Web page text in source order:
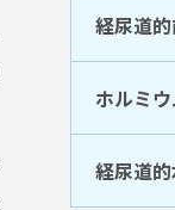
経尿道
ホルミ
経尿道